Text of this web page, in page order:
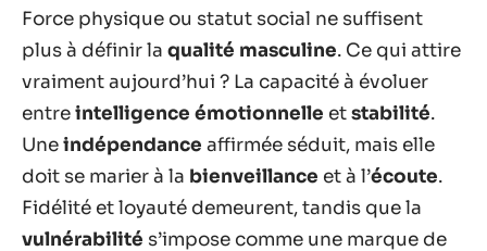
Force physique ou statut social ne suffisent
plus à définir la qualité masculine. Ce qui attire
vraiment aujourd’hui ? La capacité à évoluer
entreintelligence émotionnelle etstabilité.
Uneindépendance affirmée séduit, mais elle
doit se marier à la bienveillance et à l’écoute.
Fidélité et loyauté demeurent, tandis que la
vulnérabilité s’impose comme une marque de